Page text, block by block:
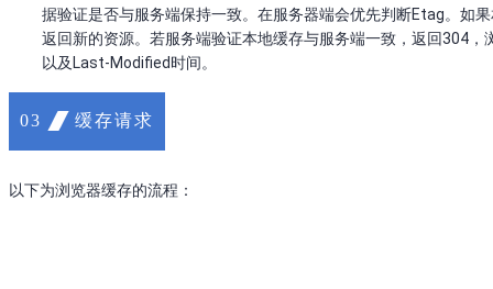
据验证是否与服务端保持一致。在服务器端会优先判断Etag。如
返回新的资源。若服务端验证本地缓存与服务端一致，返回304
以及Last-Modified时间。
03 缓存请求
以下为浏览器缓存的流程：